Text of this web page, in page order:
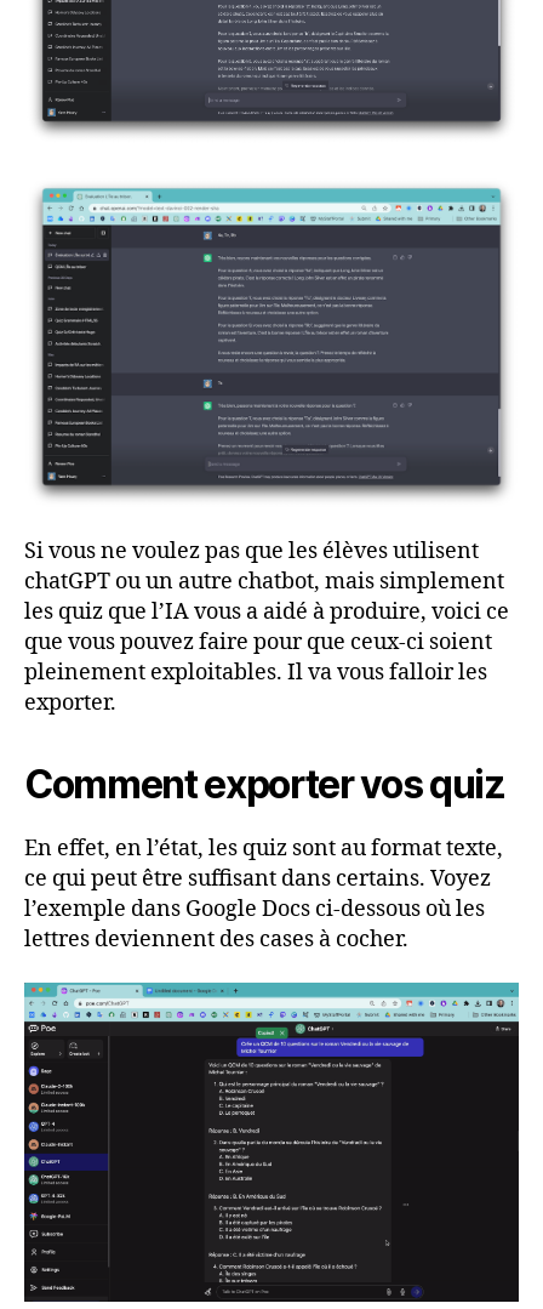
Si vous ne voulez pas que les élèves utilisent
chatGPT ou un autre chatbot, mais simplement
les quiz que l’IA vous a aidé à produire, voici ce
que vous pouvez faire pour que ceux-ci soient
pleinement exploitables. Il va vous falloir les
exporter.
Comment exporter vos quiz
En effet, en l’état, les quiz sont au format texte,
ce qui peut être suffisant dans certains. Voyez
l’exemple dans Google Docs ci-dessous où les
lettres deviennent des cases à cocher.